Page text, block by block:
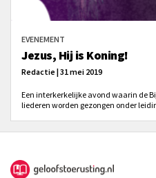
EVENEMENT
Jezus, Hij is Koning!
Redactie | 31 mei 2019
Een interkerkelijke avond waarin de
liederen worden gezongen onder